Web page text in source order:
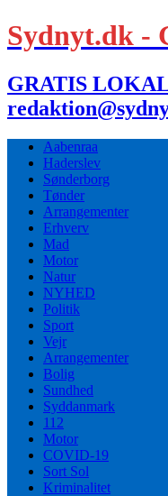
Sydnyt.dk -
GRATIS
Aabenraa
Haderslev
Sønderborg
Tønder
Arrangementer
Erhverv
Mad
Motor
Natur
NYHED
Politik
Sport
Vejr
Arrangementer
Bolig
Sundhed
Syddanmark
112
Motor
COVID-19
Sort Sol
Kriminalitet